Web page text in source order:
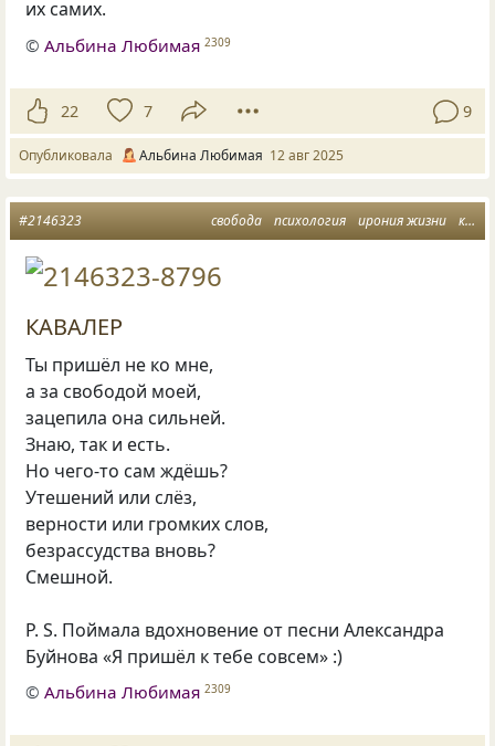
их самих.
©Альбина Любимая 2309
22 7 9
Опубликовала Альбина Любимая 12 авг 2025
свобода психология ирония жизни кавалеры
#2146323
КАВАЛЕР
Ты пришёл не ко мне,
а за свободой моей,
зацепила она сильней.
Знаю, так и есть.
Но чего-то сам ждёшь?
Утешений или слёз,
верности или громких слов,
безрассудства вновь?
Смешной.
P. S. Поймала вдохновение от песни Александра
Буйнова «Я пришёл к тебе совсем» :)
©Альбина Любимая 2309